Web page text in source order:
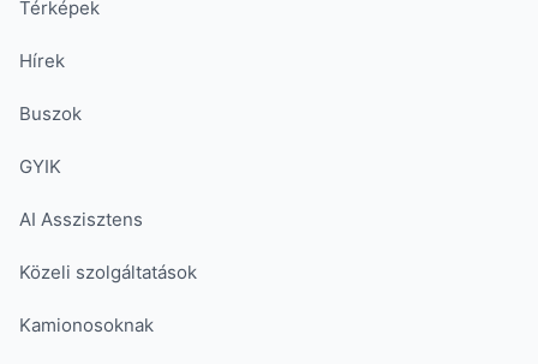
Térképek
Hírek
Buszok
GYIK
AI Asszisztens
Közeli szolgáltatások
Kamionosoknak